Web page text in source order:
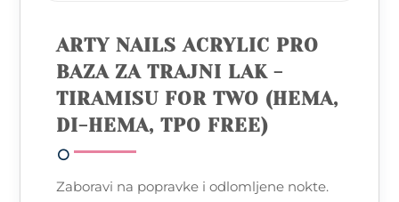
ARTY NAILS ACRYLIC PRO
BAZA ZA TRAJNI LAK -
TIRAMISU FOR TWO (HEMA,
DI-HEMA, TPO FREE)
Zaboravi na popravke i odlomljene nokte.